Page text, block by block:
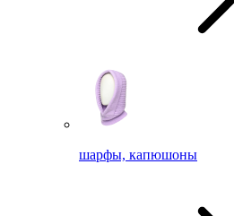
шарфы, капюшоны